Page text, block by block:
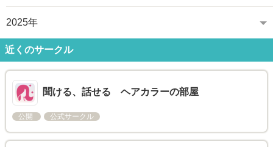
2025年
近くのサークル
聞ける、話せる ヘアカラーの部屋
公開 公式サークル